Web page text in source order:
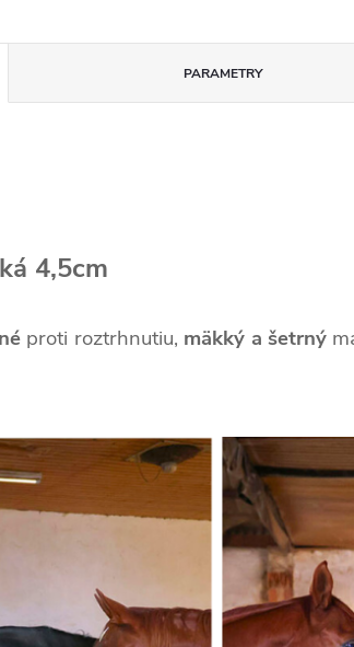
PARAMETRY
4,5cm
proti roztrhnutiu, mäkký a šetrný